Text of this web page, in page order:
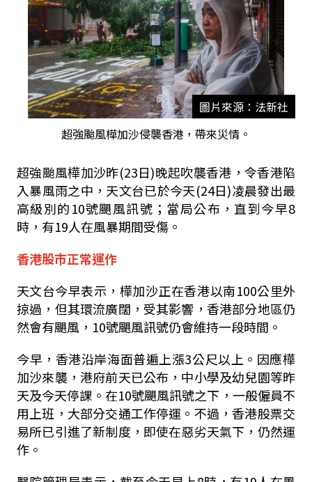
圖片來源：法新社
超強颱風樺加沙侵襲香港，帶來災情。
超強颱風樺加沙昨(23日)晚起吹襲香港，令香港陷
入暴風雨之中，天文台已於今天(24日)凌晨發出最
高級別的10號颶風訊號；當局公布，直到今早8
時，有19人在風暴期間受傷。
香港股市正常運作
天文台今早表示，樺加沙正在香港以南100公里外
掠過，但其環流廣闊，受其影響，香港部分地區仍
然會有颶風， 10號颶風訊號仍會維持一段時間。
今早，香港沿岸海面普遍上漲3公尺以上。因應樺
加沙來襲，港府前天已公布，中小學及幼兒園等昨
天及今天停課。在10號颶風訊號之下，一般僱員不
用上班，大部分交通工作停運。不過，香港股票交
易所已引進了新制度，即使在惡劣天氣下，仍然運
作。